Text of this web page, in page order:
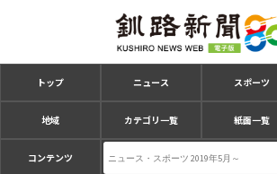
トップ ニュース スポーツ
地域 カテゴリ一覧 紙面一覧
コンテンツ